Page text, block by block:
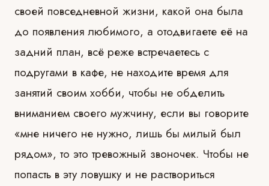
своей повседневной жизни, какой она была
до появления любимого, а отодвигаете её на
задний план, всё реже встречаетесь с
подругами в кафе, не находите время для
занятий своим хобби, чтобы не обделить
вниманием своего мужчину, если вы говорите
«мне ничего не нужно, лишь бы милый был
рядом», то это тревожный звоночек. Чтобы не
попасть в эту ловушку и не раствориться